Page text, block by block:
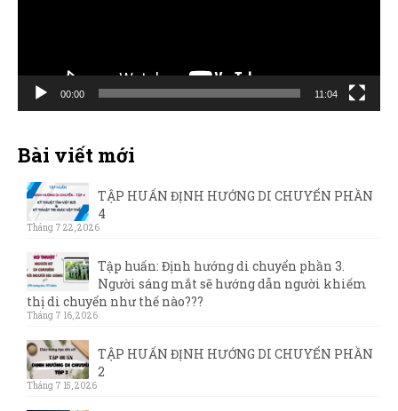
00:00 11:04
Bài viết mới
TẬP HUẤN ĐỊNH HƯỚNG DI CHUYỂN PHẦN
4
Tháng 7 22, 2026
Tập huấn: Định hướng di chuyển phần 3.
Người sáng mắt sẽ hướng dẫn người khiếm
thị di chuyển như thế nào???
Tháng 7 16, 2026
TẬP HUẤN ĐỊNH HƯỚNG DI CHUYỂN PHẦN
2
Tháng 7 15, 2026